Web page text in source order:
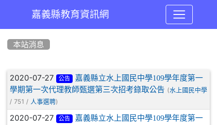
嘉義縣教育資訊網
本站消息
文章列表
2020-07-27 公告
嘉義縣立水上國民中學109學年度第一
學期第一次代理教師甄選第三次招考錄取公告 (水上國民中學
/ 751 / 人事選聘)
2020-07-27 公告
嘉義縣立水上國民中學109學年度第一